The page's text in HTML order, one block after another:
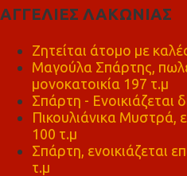
ΑΓΓΕΛΙΕΣ ΛΑΚΩΝΙΑΣ
Ζητείται άτομο με
Μαγούλα Σπάρτης,
μονοκατοικία 197 τ.μ
Σπάρτη - Ενοικιάζεται
Πικουλιάνικα Μυστρά,
100 τ.μ
Σπάρτη, ενοικιάζεται
τ.μ